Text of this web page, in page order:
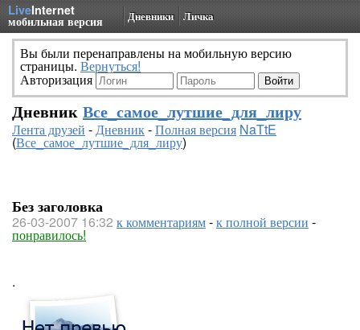
LiveInternet
мобильная версия Дневники Личка
Вы были перенаправлены на мобильную версию
страницы. Вернуться!
Авторизация
Дневник Все_самое_лутшие_для_лиру
Лента друзей -Дневник-Полная версия NaTtE
(Все_самое_лутшие_для_лиру)
Без заголовка
26-03-2007 16:32 к комментариям-к полной версии -
понравилось!
.